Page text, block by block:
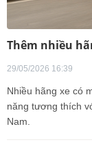
Thêm nhiều
29/05/2026 16:39
Nhiều hãng xe có
năng tương thích
Nam.